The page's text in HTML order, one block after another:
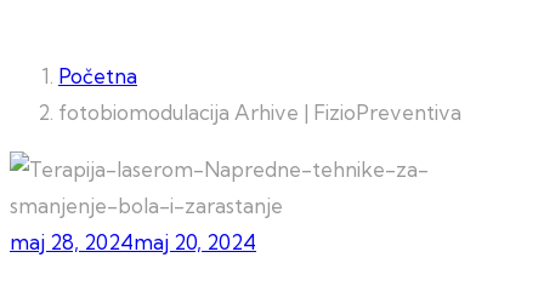
Početna
fotobiomodulacija Arhive | FizioPreventiva
maj 28, 2024maj 20, 2024